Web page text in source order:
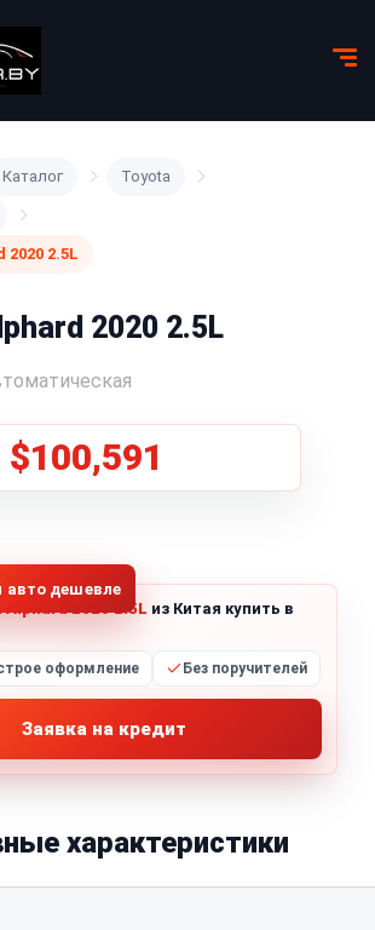
Каталог Toyota
2.5L
2020 2.5L
$100,591
авто дешевле
2020 2.5L из Китая купить в
оформление Без поручителей
Заявка на кредит
характеристики